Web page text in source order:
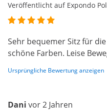
Veröffentlicht auf Expondo
Sehr bequemer Sitz für
schöne Farben. Leise
Ursprüngliche Bewertung anzeigen
Dani vor 2 Jahren